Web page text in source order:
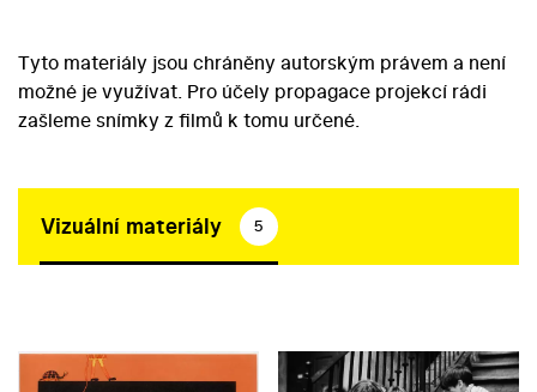
Tyto materiály jsou chráněny autorským právem a není
možné je využívat. Pro účely propagace projekcí rádi
zašleme snímky z filmů k tomu určené.
Vizuální materiály 5